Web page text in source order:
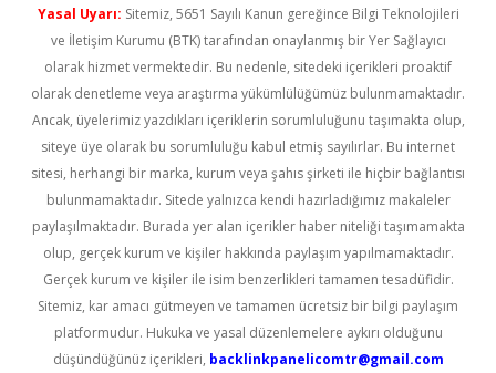
Yasal Uyarı: Sitemiz, 5651 Sayılı Kanun gereğince Bilgi Teknolojileri
ve İletişim Kurumu (BTK) tarafından onaylanmış bir Yer Sağlayıcı
olarak hizmet vermektedir. Bu nedenle, sitedeki içerikleri proaktif
olarak denetleme veya araştırma yükümlülüğümüz bulunmamaktadır.
Ancak, üyelerimiz yazdıkları içeriklerin sorumluluğunu taşımakta olup,
siteye üye olarak bu sorumluluğu kabul etmiş sayılırlar. Bu internet
sitesi, herhangi bir marka, kurum veya şahıs şirketi ile hiçbir bağlantısı
bulunmamaktadır. Sitede yalnızca kendi hazırladığımız makaleler
paylaşılmaktadır. Burada yer alan içerikler haber niteliği taşımamakta
olup, gerçek kurum ve kişiler hakkında paylaşım yapılmamaktadır.
Gerçek kurum ve kişiler ile isim benzerlikleri tamamen tesadüfidir.
Sitemiz, kar amacı gütmeyen ve tamamen ücretsiz bir bilgi paylaşım
platformudur. Hukuka ve yasal düzenlemelere aykırı olduğunu
düşündüğünüz içerikleri, backlinkpanelicomtr@gmail.com